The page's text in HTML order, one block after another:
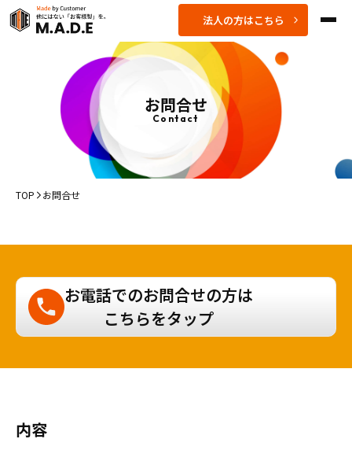
法人の方はこちら
お問合せ
Contact
TOP >お問合せ
お電話でのお問合せの方は
こちらをタップ
内容